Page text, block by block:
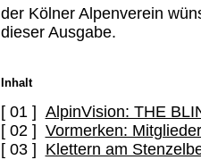
der Kölner Alpenverein
dieser Ausgabe.
Inhalt
[ 01 ] AlpinVision: THE
[ 02 ] Vormerken:
[ 03 ] Klettern am